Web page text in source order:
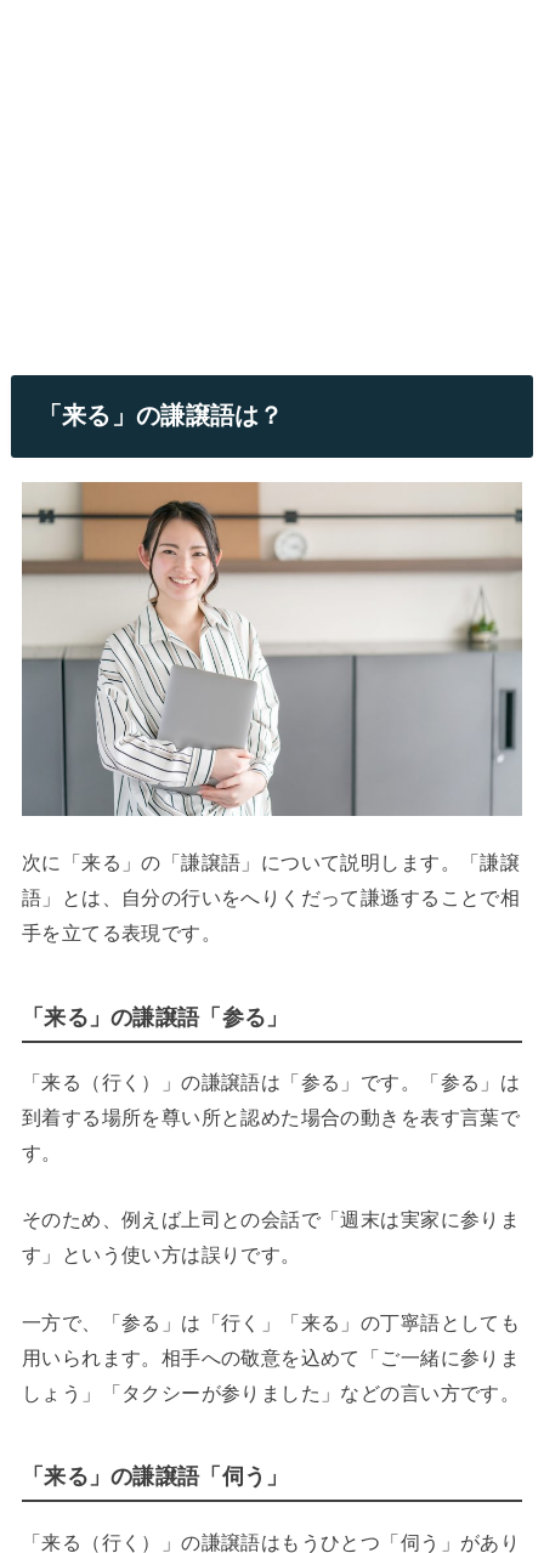
「来る」の謙譲語は？
次に「来る」の「謙譲語」について説明します。「謙譲
語」とは、自分の行いをへりくだって謙遜することで相
手を立てる表現です。
「来る」の謙譲語「参る」
「来る（行く）」の謙譲語は「参る」です。「参る」は
到着する場所を尊い所と認めた場合の動きを表す言葉で
す。
そのため、例えば上司との会話で「週末は実家に参りま
す」という使い方は誤りです。
一方で、「参る」は「行く」「来る」の丁寧語としても
用いられます。相手への敬意を込めて「ご一緒に参りま
しょう」「タクシーが参りました」などの言い方です。
「来る」の謙譲語「伺う」
「来る（行く）」の謙譲語はもうひとつ「伺う」があり